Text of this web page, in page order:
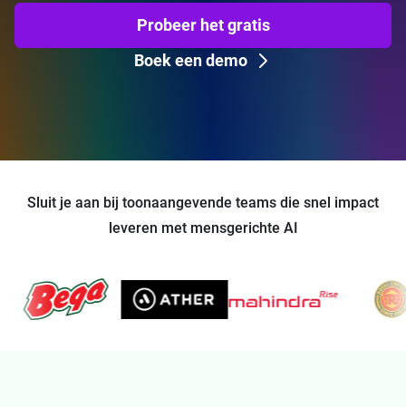
Probeer het gratis
Boek een demo
Sluit je aan bij toonaangevende teams die snel impact
leveren met mensgerichte AI